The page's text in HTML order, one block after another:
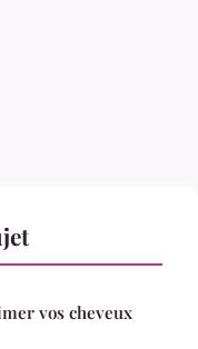
vos cheveux